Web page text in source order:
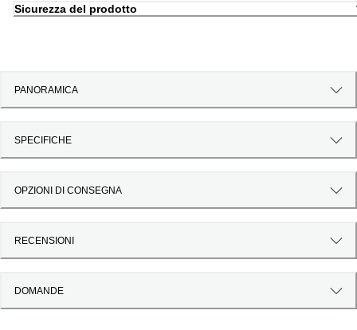
Sicurezza del prodotto
PANORAMICA
SPECIFICHE
OPZIONI DI CONSEGNA
RECENSIONI
DOMANDE